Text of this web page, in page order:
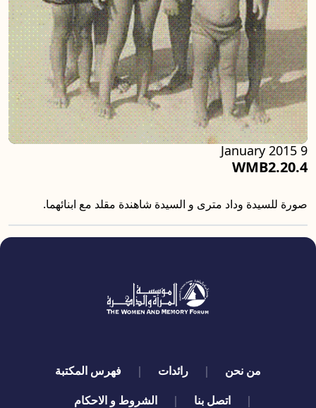
WMB2.20.4
9 January 2015
صورة للسيدة وداد مترى و السيدة شاهندة مقلد مع ابنائهما.
quick links
من نحن رائدات
فهرس المكتبة
اتصل بنا
الشروط و الاحكام